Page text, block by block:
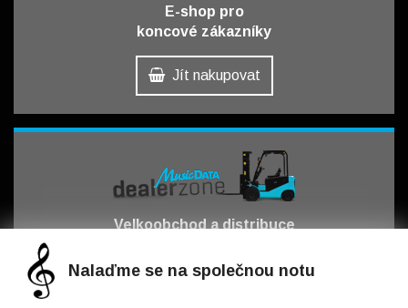
E-shop pro
koncové zákazníky
Jít nakupovat
Velkoobchod a distribuce
Nalaďme se na společnou notu